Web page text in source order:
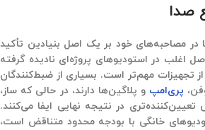
صدا
در مصاحبه‌های خود بر یک اصل بنیادین تأکید
اغلب در استودیوهای پروژه‌ای نادیده گرفته
تجهیزات مهم‌تر است. بسیاری از ضبط‌کنندگان
پری‌امپ و پلاگین‌ها دارند، در حالی‌ که ساز،
در نتیجه نهایی ایفا می‌کنند.
خانگی با بودجه محدود متناقض است،